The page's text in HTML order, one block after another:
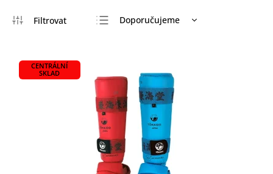
Doporučujeme
Nejprodávanější
Abecedně
CENTRÁLNÍ
SKLAD